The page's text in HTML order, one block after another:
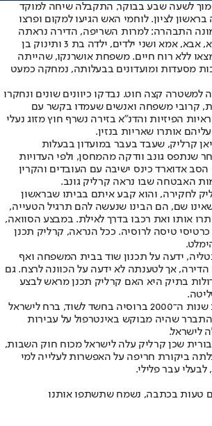
באוקטובר 2009, סמוך לשעה שבע בבוקר, התקבלה שיחה למוקד
לציון. לוחמי האש הגיעו למקום ופרצו
התבהרה: למרות השריפה, הדירה נראתה
כזירת פיגוע. סבא, סבתא, אבא, אמא ושני ילדים, ילדה בת 3 ותינוק בן
ללא רוח חיים. משפחת אושרנקו, שהייתה
מסעדות ומועדונים בבעלותה, נמחקה כמעט
קצה חוט. נבדקו כיוונים שונים ונחקרו
קרובי משפחה ואנשים שעמדו בקשר עם
הפיזיות והדנ"א בזירה נשרף חוץ מזוג נעלי
אותרו שאריות בנזין.
קרליק, שעבד בעבר במועדון בבעלות
שנתפס גונב וודקה מהמחסן, ולפי העדויות
הסב אדוארד כינס ישיבה עם העובדים והקרין
האבטחה שבו נראה קרליק גונב.
לחקירה, והוא קבע איתם בביתו שבראשון
שאינו שם, הם הבינו שנעשה להם תרגיל הטעייה,
אותו ואת רכבו בדרך לאילת. במבצע הסוואה,
כרטיסי טיסה לרוסיה. ככל הנראה, קרליק תכנן
ידעה על תכנון שוד בבית המשפחה ואף
אך לטענתה לא ידעה על הכוונה לרצח. גם
בתיק היא האם קרליק תכנן מראש לבצע
קרליק, שנחקר בתחילת שנות ה־2000 ברוסיה בחשד לשוד, ברח לישראל
שהיה מבוקש באינטרפול על עבירות
לישראל.
שכן קרליק עלה לישראל מכוח חוק השבות,
ביקורת חריפה על האפשרות לעלייה למי
עבר פלילי.
טעות בכתבה, נשמח שתשתפו אותנו